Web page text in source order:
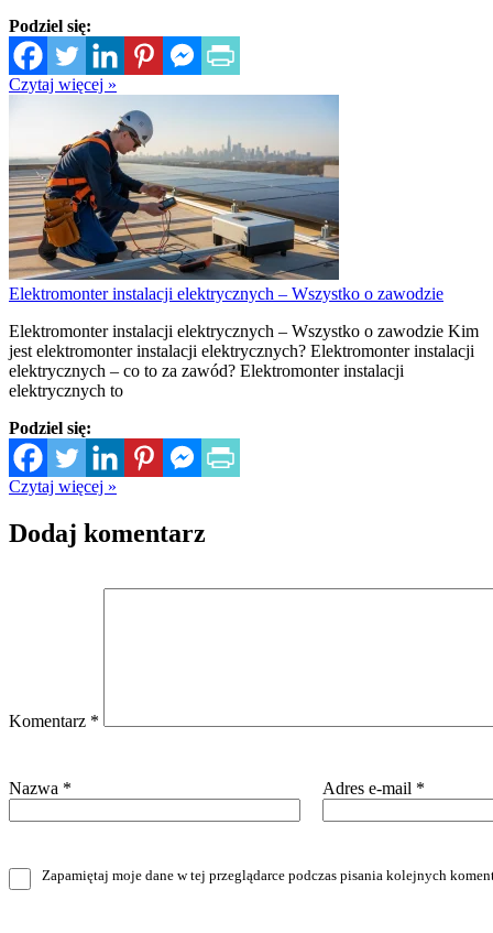
Podziel się:
Czytaj więcej »
Elektromonter instalacji elektrycznych – Wszystko o zawodzie
Elektromonter instalacji elektrycznych – Wszystko o zawodzie Kim
jest elektromonter instalacji elektrycznych? Elektromonter instalacji
elektrycznych – co to za zawód? Elektromonter instalacji
elektrycznych to
Podziel się:
Czytaj więcej »
Dodaj komentarz
Komentarz *
Nazwa * Adres e-mail *
Zapamiętaj moje dane w tej przeglądarce podczas pisania kolejnych